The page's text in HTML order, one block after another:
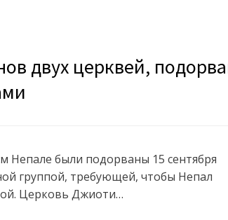
двух церквей,
Непале были подорваны 15 сентября
группой, требующей, чтобы Непал
Церковь Джиоти…